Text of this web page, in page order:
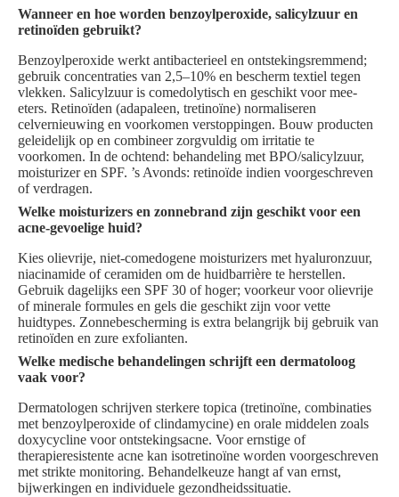
Wanneer en hoe worden benzoylperoxide, salicylzuur en
retinoïden gebruikt?
Benzoylperoxide werkt antibacterieel en ontstekingsremmend;
gebruik concentraties van 2,5–10% en bescherm textiel tegen
vlekken. Salicylzuur is comedolytisch en geschikt voor mee-
eters. Retinoïden (adapaleen, tretinoïne) normaliseren
celvernieuwing en voorkomen verstoppingen. Bouw producten
geleidelijk op en combineer zorgvuldig om irritatie te
voorkomen. In de ochtend: behandeling met BPO/salicylzuur,
moisturizer en SPF. ’s Avonds: retinoïde indien voorgeschreven
of verdragen.
Welke moisturizers en zonnebrand zijn geschikt voor een
acne-gevoelige huid?
Kies olievrije, niet-comedogene moisturizers met hyaluronzuur,
niacinamide of ceramiden om de huidbarrière te herstellen.
Gebruik dagelijks een SPF 30 of hoger; voorkeur voor olievrije
of minerale formules en gels die geschikt zijn voor vette
huidtypes. Zonnebescherming is extra belangrijk bij gebruik van
retinoïden en zure exfolianten.
Welke medische behandelingen schrijft een dermatoloog
vaak voor?
Dermatologen schrijven sterkere topica (tretinoïne, combinaties
met benzoylperoxide of clindamycine) en orale middelen zoals
doxycycline voor ontstekingsacne. Voor ernstige of
therapieresistente acne kan isotretinoïne worden voorgeschreven
met strikte monitoring. Behandelkeuze hangt af van ernst,
bijwerkingen en individuele gezondheidssituatie.